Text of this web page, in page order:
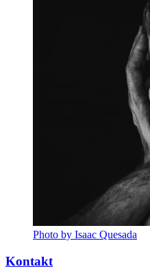
Photo by Isaac Quesada
Kontakt